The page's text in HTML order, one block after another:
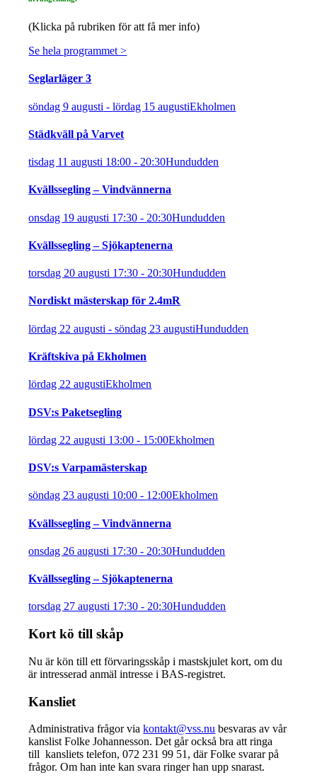
(Klicka på rubriken för att få mer info)
Se hela programmet >
Seglarläger 3
söndag 9 augusti -lördag 15 augustiEkholmen
Städkväll på Varvet
tisdag 11 augusti 18:00 - 20:30Hundudden
Kvällssegling – Vindvännerna
onsdag 19 augusti 17:30 - 20:30Hundudden
Kvällssegling – Sjökaptenerna
torsdag 20 augusti 17:30 - 20:30Hundudden
Nordiskt mästerskap för 2.4mR
lördag 22 augusti -söndag 23 augustiHundudden
Kräftskiva på Ekholmen
lördag 22 augustiEkholmen
DSV:s Paketsegling
lördag 22 augusti 13:00 - 15:00Ekholmen
DSV:s Varpamästerskap
söndag 23 augusti 10:00 - 12:00Ekholmen
Kvällssegling – Vindvännerna
onsdag 26 augusti 17:30 - 20:30Hundudden
Kvällssegling – Sjökaptenerna
torsdag 27 augusti 17:30 -20:30Hundudden
Kort kö till skåp
Nu är kön till ett förvaringsskåp i mastskjulet kort, om du
är intresserad anmäl intresse i BAS-registret.
Kansliet
Administrativa frågor viakontakt@vss.nu besvaras av vår
kanslist Folke Johannesson. Det går också bra att ringa
till kansliets telefon, 072 231 99 51, där Folke svarar på
frågor. Om han inte kan svara ringer han upp snarast.